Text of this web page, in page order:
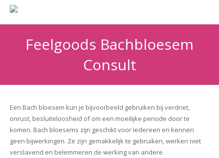
Feelgoods Bachbloesem
Consult
Een Bach bloesem kun je bijvoorbeeld gebruiken bij verdriet,
onrust, besluiteloosheid of om een moeilijke periode door te
komen. Bach bloesems zijn geschikt voor iedereen en kennen
geen bijwerkingen. Ze zijn gemakkelijk te gebruiken, werken niet
verslavend en belemmeren de werking van andere